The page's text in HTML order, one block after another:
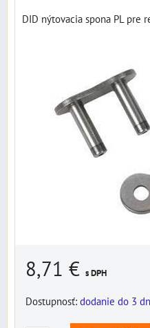
DID nýtovacia spona PL pre
8,71 € s DPH
Dostupnosť: dodanie do 3